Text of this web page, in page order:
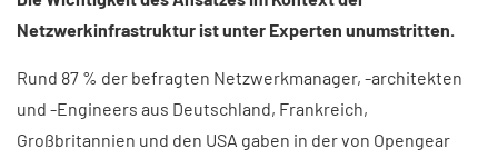
Netzwerkinfrastruktur ist unter Experten unumstritten.
Rund 87 % der befragten Netzwerkmanager, -architekten
und -Engineers aus Deutschland, Frankreich,
Großbritannien und den USA gaben in der von Opengear